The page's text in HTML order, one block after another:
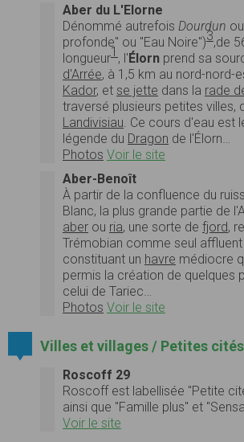
Aber du L'Elorne
Dénommé autrefois Dourdun ou
profonde" ou "Eau Noire")3,de
longueur1 , l'Élorn prend sa
d'Arrée, à 1,5 km au nord-nord-
Kador, et se jette dans la rade
traversé plusieurs petites villes,
Landivisiau . Ce cours d'eau est
légende du Dragon de l'Élorn…
Photos Voir le site
Aber-Benoît
À partir de la confluence du
Blanc, la plus grande partie de
aber ou ria, une sorte de fjord,
Trémobian comme seul
constituant un havre médiocre
permis la création de quelques
celui de Tariec…
Photos Voir le site
Villes et villages / Petites
Roscoff 29
Roscoff est labellisée "Petite
ainsi que "Famille plus" et
Voir le site